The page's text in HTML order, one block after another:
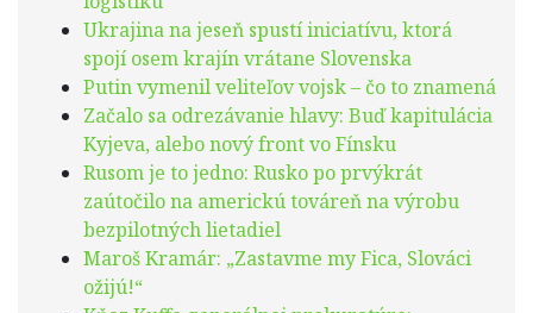
Ukrajina na jeseň spustí iniciatívu, ktorá
spojí osem krajín vrátane Slovenska
Putin vymenil veliteľov vojsk – čo to znamená
Začalo sa odrezávanie hlavy: Buď kapitulácia
Kyjeva, alebo nový front vo Fínsku
Rusom je to jedno: Rusko po prvýkrát
zaútočilo na americkú továreň na výrobu
bezpilotných lietadiel
Maroš Kramár: „Zastavme my Fica, Slováci
ožijú!“